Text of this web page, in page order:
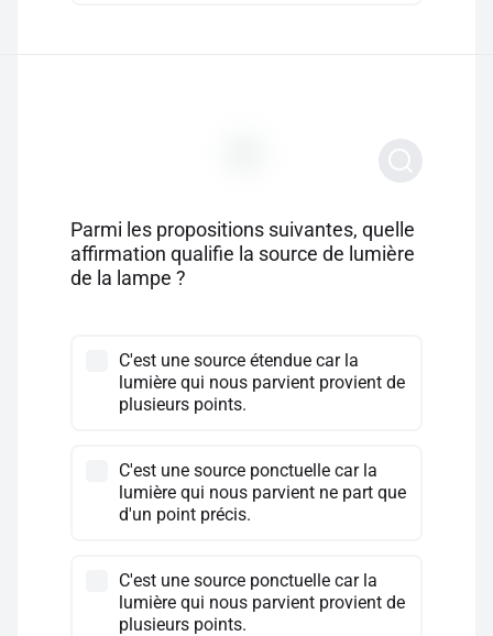
Parmi les propositions suivantes, quelle
affirmation qualifie la source de lumière
de la lampe ?
C'est une source étendue car la
lumière qui nous parvient provient de
plusieurs points.
C'est une source ponctuelle car la
lumière qui nous parvient ne part que
d'un point précis.
C'est une source ponctuelle car la
lumière qui nous parvient provient de
plusieurs points.